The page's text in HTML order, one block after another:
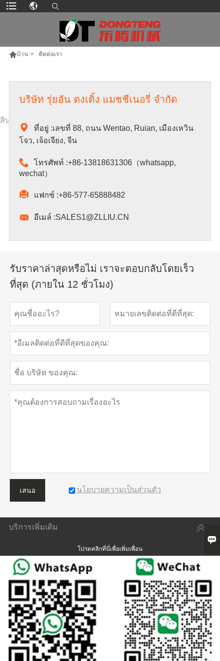
บ้าน > ติดต่อเรา
สินค้าเพิ่มเติม
บริษัท รุ่ยอัน ตงเติ้ง แมชชีเนอรี่ จำกัด
 ที่อยู่ :เลขที่ 88, ถนน Wentao, Ruian, เมืองเหวิน
โจว, เจ้อเจียง, จีน
 โทรศัพท์ :+86-13818631306（whatsapp,
wechat）
 แฟกซ์ :+86-577-65888482
 อีเมล์ :SALES1@ZLLIU.CN
รับราคาล่าสุดหรือไม่ เราจะตอบกลับโดยเร็ว
ที่สุด (ภายใน 12 ชั่วโมง)
เสนอ นโยบายความเป็นส่วนตัว
บริการเพิ่มเติม
โปรดคลิกที่นี่เพื่อเพิ่มเพื่อน
